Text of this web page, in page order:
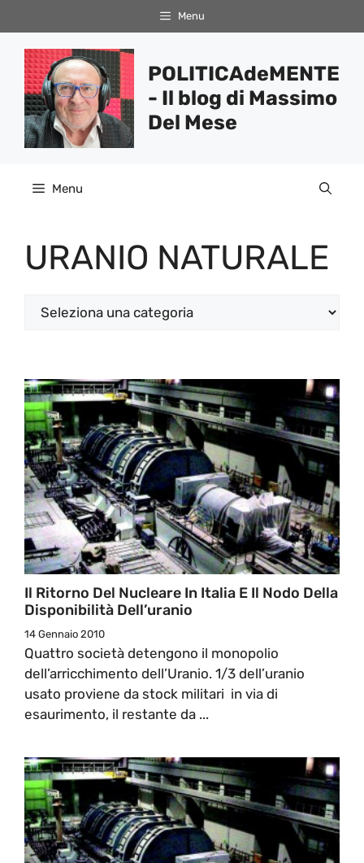
al
contenuto
Menu
POLITICAdeMENTE
- Il blog di Massimo
Del Mese
Menu
URANIO NATURALE
Categorie
Il Ritorno Del Nucleare In Italia E Il Nodo Della
Disponibilità Dell’uranio
14 Gennaio 2010
Quattro società detengono il monopolio
dell’arricchimento dell’Uranio. 1/3 dell’uranio
usato proviene da stock militari in via di
esaurimento, il restante da ...